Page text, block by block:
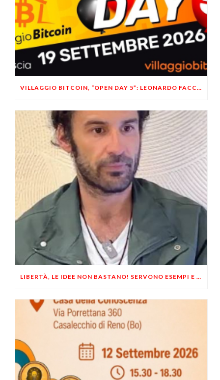
VILLAGGIO BITCOIN, “OPEN DAY 5”: LEONARDO FACCO OSPITE A BRESCIA
LIBERTÀ, LE IDEE NON BASTANO! SERVONO ESEMPI E UN PO’ DI COERENZA